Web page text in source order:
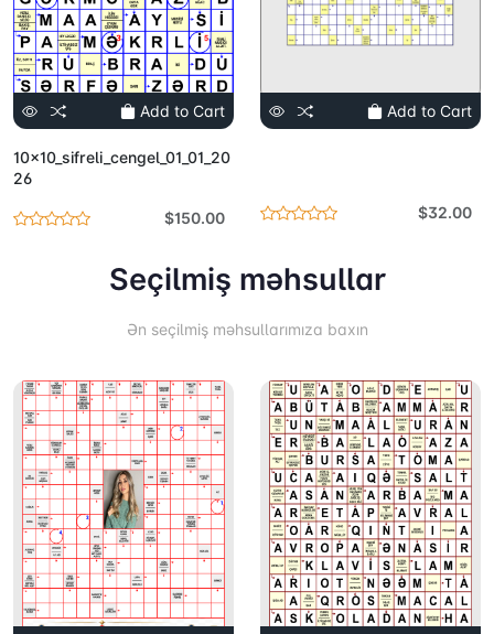
Add to Cart
10x10_sifreli_cengel_01_01_20
26
$150.00
Add to Cart
$32.00
Seçilmiş məhsullar
Ən seçilmiş məhsullarımıza baxın